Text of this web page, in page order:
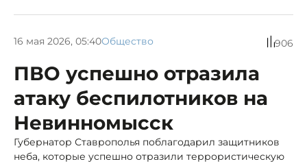
16 мая 2026, 05:40Общество 906
ПВО успешно отразила
атаку беспилотников на
Невинномысск
Губернатор Ставрополья поблагодарил защитников
неба, которые успешно отразили террористическую